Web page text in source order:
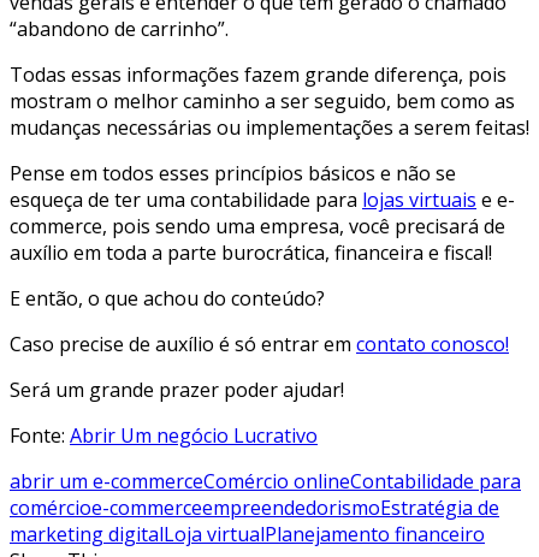
“abandono de carrinho”.
Todas essas informações fazem grande diferença, pois
mostram o melhor caminho a ser seguido, bem como as
mudanças necessárias ou implementações a serem feitas!
Pense em todos esses princípios básicos e não se
esqueça de ter uma contabilidade para lojas virtuais e e-
commerce, pois sendo uma empresa, você precisará de
auxílio em toda a parte burocrática, financeira e fiscal!
E então, o que achou do conteúdo?
Caso precise de auxílio é só entrar em contato conosco!
Será um grande prazer poder ajudar!
Fonte: Abrir Um negócio Lucrativo
abrir um e-commerceComércio onlineContabilidade para
comércioe-commerceempreendedorismoEstratégia de
marketing digitalLoja virtualPlanejamento financeiro